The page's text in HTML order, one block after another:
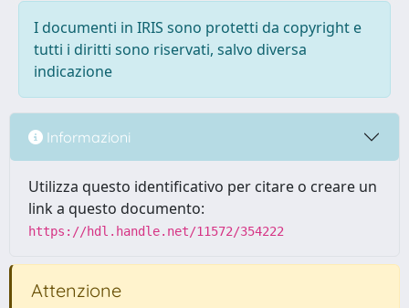
I documenti in IRIS sono protetti da copyright e
tutti i diritti sono riservati, salvo diversa
indicazione
Informazioni
Utilizza questo identificativo per citare o creare un
link a questo documento:
https://hdl.handle.net/11572/354222
Attenzione